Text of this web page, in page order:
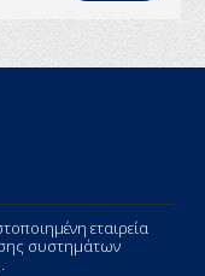
εταιρεία
συστημάτων